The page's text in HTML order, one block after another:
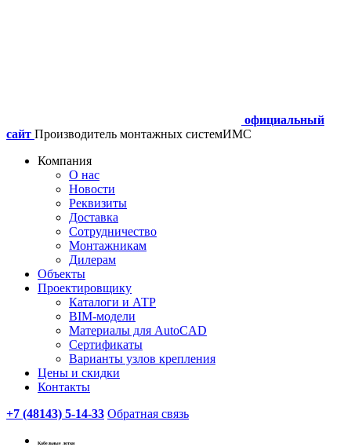
официальный
сайт Производитель монтажных системИМС
Компания
О нас
Новости
Реквизиты
Доставка
Сотрудничество
Монтажникам
Дилерам
Объекты
Проектировщику
Каталоги и АТР
BIM-модели
Материалы для AutoCAD
Сертификаты
Варианты узлов крепления
Цены и скидки
Контакты
+7 (48143) 5-14-33 Обратная связь
Кабельные лотки